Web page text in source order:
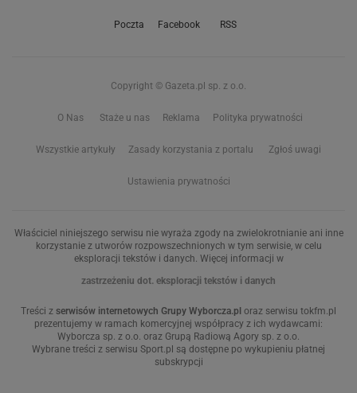
Poczta Facebook RSS
Copyright © Gazeta.pl sp. z o.o.
O Nas Staże u nas Reklama Polityka prywatności
Wszystkie artykuły Zasady korzystania z portalu Zgłoś uwagi
Ustawienia prywatności
Właściciel niniejszego serwisu nie wyraża zgody na zwielokrotnianie ani inne
korzystanie z utworów rozpowszechnionych w tym serwisie, w celu
eksploracji tekstów i danych. Więcej informacji w
zastrzeżeniu dot. eksploracji tekstów i danych
Treści z serwisów internetowych Grupy Wyborcza.pl oraz serwisu tokfm.pl
prezentujemy w ramach komercyjnej współpracy z ich wydawcami:
Wyborcza sp. z o.o. oraz Grupą Radiową Agory sp. z o.o.
Wybrane treści z serwisu Sport.pl są dostępne po wykupieniu płatnej
subskrypcji